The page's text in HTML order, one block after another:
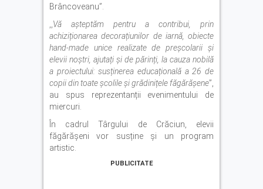
Brâncoveanu”.
Vă așteptăm pentru a contribui, prin
achiziționarea decorațiunilor de iarnă, obiecte
hand-made unice realizate de preșcolarii și
elevii noștri, ajutați și de părinți, la cauza nobilă
a proiectului: susținerea educațională a 26 de
copii din toate școlile și grădinițele făgărășene”,
au spus reprezentanții evenimentului de
miercuri.
În cadrul Târgului de Crăciun, elevii
făgărășeni vor susține și un program
artistic.
PUBLICITATE